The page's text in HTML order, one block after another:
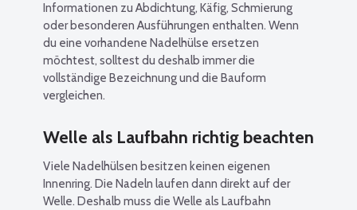
Informationen zu Abdichtung, Käfig, Schmierung
oder besonderen Ausführungen enthalten. Wenn
du eine vorhandene Nadelhülse ersetzen
möchtest, solltest du deshalb immer die
vollständige Bezeichnung und die Bauform
vergleichen.
Welle als Laufbahn richtig beachten
Viele Nadelhülsen besitzen keinen eigenen
Innenring. Die Nadeln laufen dann direkt auf der
Welle. Deshalb muss die Welle als Laufbahn